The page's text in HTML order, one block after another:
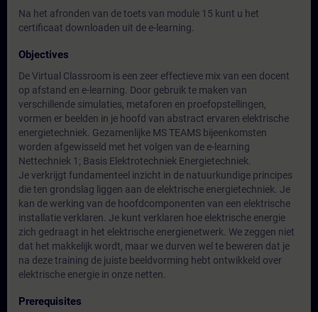
Na het afronden van de toets van module 15 kunt u het
certificaat downloaden uit de e-learning.
Objectives
De Virtual Classroom is een zeer effectieve mix van een docent
op afstand en e-learning. Door gebruik te maken van
verschillende simulaties, metaforen en proefopstellingen,
vormen er beelden in je hoofd van abstract ervaren elektrische
energietechniek. Gezamenlijke MS TEAMS bijeenkomsten
worden afgewisseld met het volgen van de e-learning
Nettechniek 1; Basis Elektrotechniek Energietechniek.
Je verkrijgt fundamenteel inzicht in de natuurkundige principes
die ten grondslag liggen aan de elektrische energietechniek. Je
kan de werking van de hoofdcomponenten van een elektrische
installatie verklaren. Je kunt verklaren hoe elektrische energie
zich gedraagt in het elektrische energienetwerk. We zeggen niet
dat het makkelijk wordt, maar we durven wel te beweren dat je
na deze training de juiste beeldvorming hebt ontwikkeld over
elektrische energie in onze netten.
Prerequisites